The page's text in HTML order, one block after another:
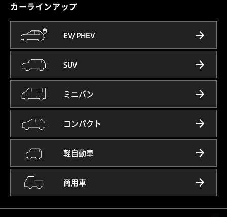
カーラインアップ
EV/PHEV
SUV
ミニバン
コンパクト
軽自動車
商用車